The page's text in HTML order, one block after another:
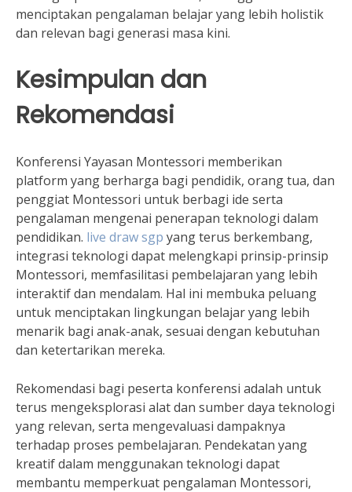
menciptakan pengalaman belajar yang lebih holistik
dan relevan bagi generasi masa kini.
Kesimpulan dan
Rekomendasi
Konferensi Yayasan Montessori memberikan
platform yang berharga bagi pendidik, orang tua, dan
penggiat Montessori untuk berbagi ide serta
pengalaman mengenai penerapan teknologi dalam
pendidikan. live draw sgp yang terus berkembang,
integrasi teknologi dapat melengkapi prinsip-prinsip
Montessori, memfasilitasi pembelajaran yang lebih
interaktif dan mendalam. Hal ini membuka peluang
untuk menciptakan lingkungan belajar yang lebih
menarik bagi anak-anak, sesuai dengan kebutuhan
dan ketertarikan mereka.
Rekomendasi bagi peserta konferensi adalah untuk
terus mengeksplorasi alat dan sumber daya teknologi
yang relevan, serta mengevaluasi dampaknya
terhadap proses pembelajaran. Pendekatan yang
kreatif dalam menggunakan teknologi dapat
membantu memperkuat pengalaman Montessori,